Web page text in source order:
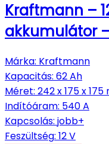
Kraftmann –
akkumulátor
Márka: Kraftmann
Kapacitás: 62 Ah
Méret: 242 x 175 x 175
Indítóáram: 540 A
Kapcsolás: jobb+
Feszültség: 12 V